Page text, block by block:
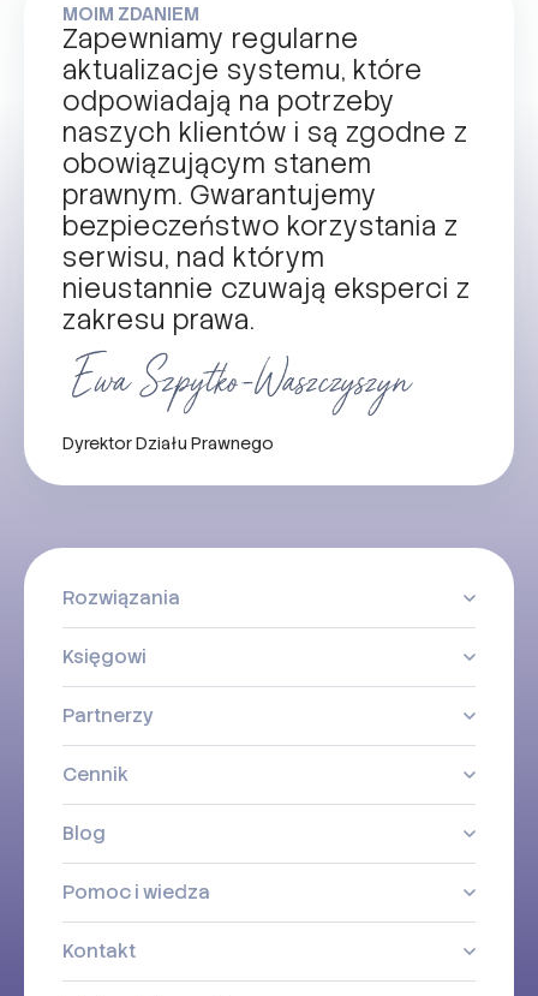
MOIM ZDANIEM
Zapewniamy regularne
aktualizacje systemu, które
odpowiadają na potrzeby
naszych klientów i są zgodne z
obowiązującym stanem
prawnym. Gwarantujemy
bezpieczeństwo korzystania z
serwisu, nad którym
nieustannie czuwają eksperci z
zakresu prawa.
Dyrektor Działu Prawnego
Rozwiązania
Księgowi
Partnerzy
Cennik
Blog
Pomoc i wiedza
Kontakt